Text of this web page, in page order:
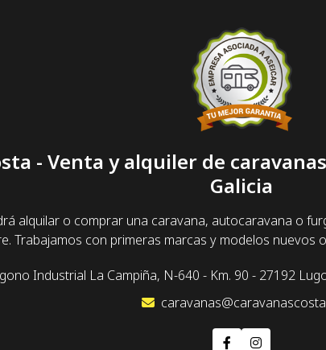
- Venta y alquiler de
Galicia
alquilar o comprar una caravana, autocaravana o
Trabajamos con primeras marcas y modelos nuevos
Industrial La Campiña, N-640 - Km. 90 - 27192